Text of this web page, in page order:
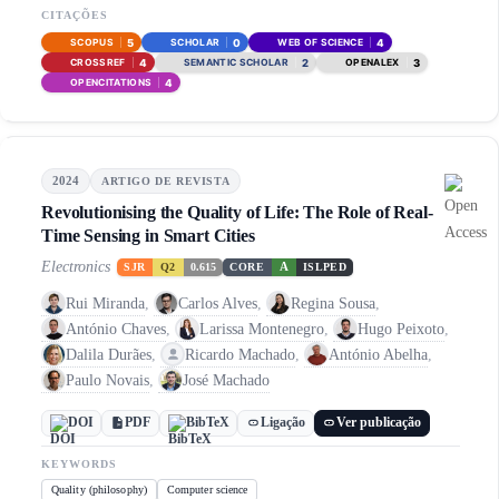
IMMERSIVE TECHNOLOGIES
INTENT TO USE
INTERNATIONAL BUSINESS
INTERNET OF THINGS
M-COMMERCE
MACHINE LEARNING
MARKETING
MEDICINE
METAVERSE
MOBILE APPS
MODELO DE ACEITAÇÃO DE TECNOLOGIAS –
TAM
PERSONALIZATION
PHENOMENON
PLANNING
PRIVACY
CITAÇÕES
SCOPUS 5 SCHOLAR 0 WEB OF SCIENCE 4
CROSSREF 4 SEMANTIC SCHOLAR 2 OPENALEX 3
OPENCITATIONS 4
2024 ARTIGO DE REVISTA
Revolutionising the Quality of Life: The Role of Real-
Time Sensing in Smart Cities
Electronics SJR Q2 0.615 CORE A ISLPED
Rui Miranda Carlos Alves Regina Sousa
António Chaves
Larissa Montenegro Hugo Peixoto
Dalila Durães
Ricardo Machado António Abelha
Paulo Novais
José Machado
DOIDOI PDF BibTeX Ligação Ver publicação
KEYWORDS
Quality (philosophy) Computer science